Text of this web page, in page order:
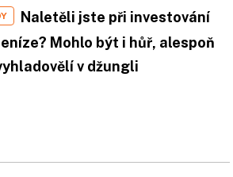
Naletěli jste při investování
Mohlo být i hůř, alespoň
v džungli